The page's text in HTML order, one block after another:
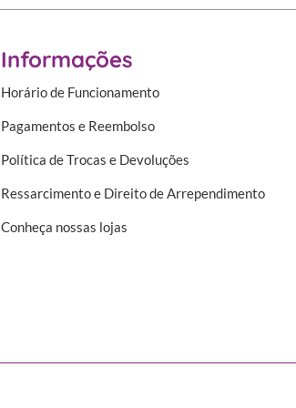
Informações
Horário de Funcionamento
Pagamentos e Reembolso
Política de Trocas e Devoluções
Ressarcimento e Direito de Arrependimento
Conheça nossas lojas